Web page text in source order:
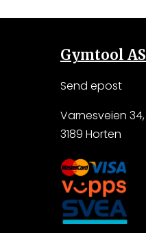
Gymtool AS
Send epost
Varnesveien 34,
3189 Horten